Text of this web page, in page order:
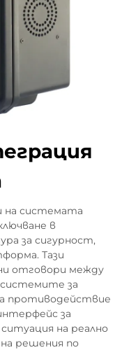
на системата
в
за сигурност,
Тази
отговори между
за
противодействие
за
на реално
на решения по